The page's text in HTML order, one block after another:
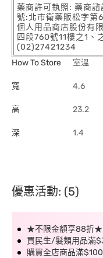
藥商許可執照: 藥商
號:北市衛藥販松字第
個人用品商店股份有
四段760號11樓之1、
(02)27421234
How To Store
室溫
寬 4.6
高 23.2
深 1.4
優惠活動: (5)
★不限金額享88折★
買民生/髮類用品滿
購買全店商品滿